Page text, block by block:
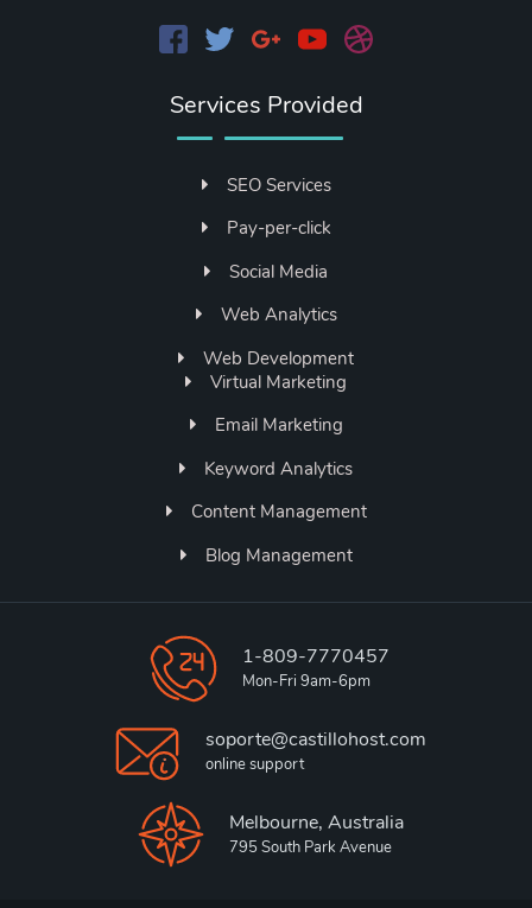
Services Provided
SEO Services
Pay-per-click
Social Media
Web Analytics
Web Development
Virtual Marketing
Email Marketing
Keyword Analytics
Content Management
Blog Management
1-809-7770457
Mon-Fri 9am-6pm
soporte@castillohost.com
online support
Melbourne, Australia
795 South Park Avenue